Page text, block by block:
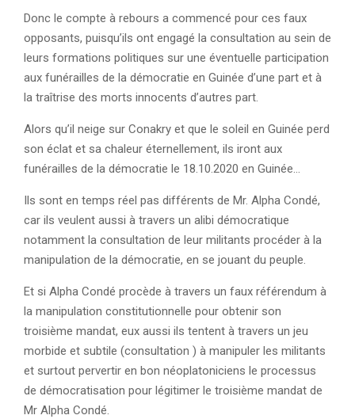
Donc le compte à rebours a commencé pour ces faux
opposants, puisqu’ils ont engagé la consultation au sein de
leurs formations politiques sur une éventuelle participation
aux funérailles de la démocratie en Guinée d’une part et à
la traîtrise des morts innocents d’autres part.
Alors qu’il neige sur Conakry et que le soleil en Guinée perd
son éclat et sa chaleur éternellement, ils iront aux
funérailles de la démocratie le 18.10.2020 en Guinée…
Ils sont en temps réel pas différents de Mr. Alpha Condé,
car ils veulent aussi à travers un alibi démocratique
notamment la consultation de leur militants procéder à la
manipulation de la démocratie, en se jouant du peuple.
Et si Alpha Condé procède à travers un faux référendum à
la manipulation constitutionnelle pour obtenir son
troisième mandat, eux aussi ils tentent à travers un jeu
morbide et subtile (consultation ) à manipuler les militants
et surtout pervertir en bon néoplatoniciens le processus
de démocratisation pour légitimer le troisième mandat de
Mr Alpha Condé.